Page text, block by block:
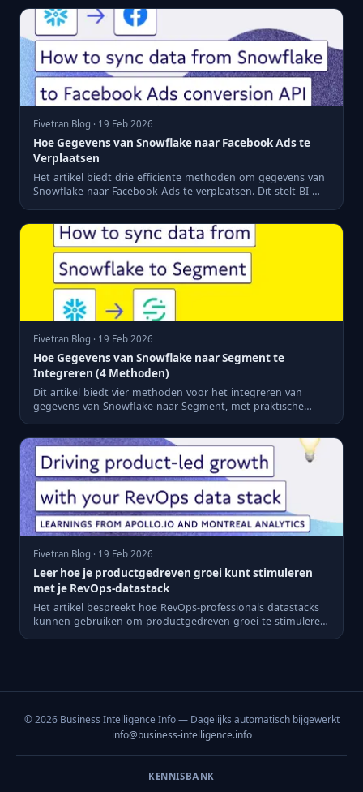
Fivetran Blog · 19 Feb 2026
Hoe Gegevens van Snowflake naar Facebook Ads te
Verplaatsen
Het artikel biedt drie efficiënte methoden om gegevens van
Snowflake naar Facebook Ads te verplaatsen. Dit stelt BI-
Fivetran Blog · 19 Feb 2026
Hoe Gegevens van Snowflake naar Segment te
Integreren (4 Methoden)
Dit artikel biedt vier methoden voor het integreren van
gegevens van Snowflake naar Segment, met praktische
Fivetran Blog · 19 Feb 2026
Leer hoe je productgedreven groei kunt stimuleren
met je RevOps-datastack
Het artikel bespreekt hoe RevOps-professionals datastacks
kunnen gebruiken om productgedreven groei te stimuleren.
© 2026 Business Intelligence Info — Dagelijks automatisch bijgewerkt
info@business-intelligence.info
KENNISBANK